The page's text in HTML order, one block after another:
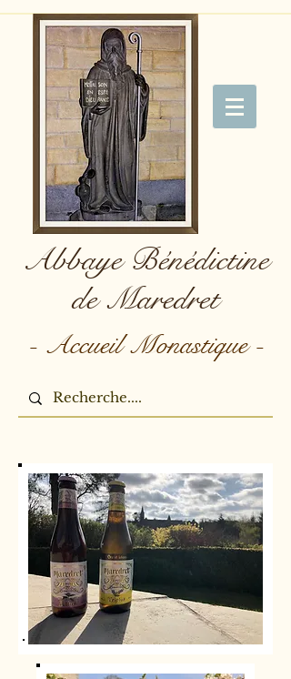
Abbaye Bénédictine
de Maredret
- Accueil Monastique -